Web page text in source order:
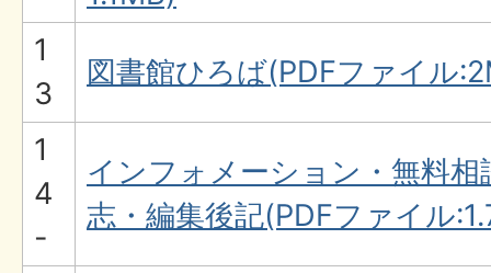
1
3
図書館ひろば(PDFファイル
1
4
-
インフォメーション・無料
志・編集後記(PDFファイル